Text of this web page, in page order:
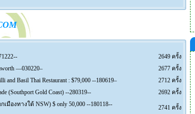
2649 ครั้ง
—030220–
2677 ครั้ง
Basil Thai Restaurant : $79,000 --180619–
2712 ครั้ง
(Southport Gold Coast) --280319--
2692 ครั้ง
มืองทางใต้ NSW) $ only 50,000 --180118--
2741 ครั้ง